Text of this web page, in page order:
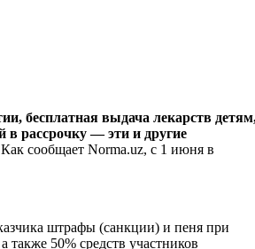
бесплатная выдача лекарств
в рассрочку — эти и другие
сообщает Norma.uz, с 1 июня в
штрафы (санкции) и пеня при
50% средств участников